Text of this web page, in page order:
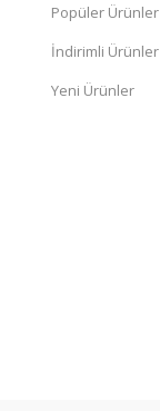
Popüler Ürünler
İndirimli Ürünler
Yeni Ürünler